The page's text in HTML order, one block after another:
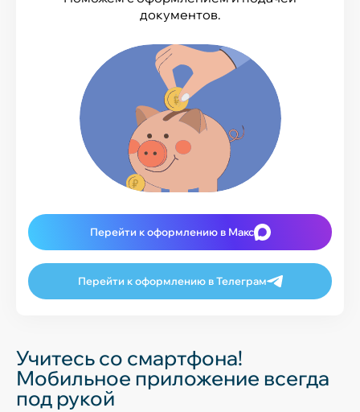
документов.
Перейти к оформлению в Макс
Перейти к оформлению в Телеграм
Учитесь со смартфона!
Мобильное приложение всегда
под рукой